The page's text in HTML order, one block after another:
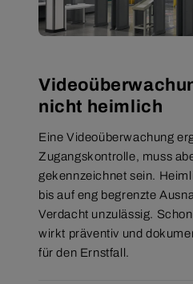
nicht heimlich
Eine Videoüberwachung
Zugangskontrolle, muss
gekennzeichnet sein.
bis auf eng begrenzte
Verdacht unzulässig.
wirkt präventiv und
für den Ernstfall.